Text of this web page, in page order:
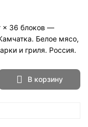
× 36 блоков —
Белое мясо,
и гриля. Россия.
В корзину